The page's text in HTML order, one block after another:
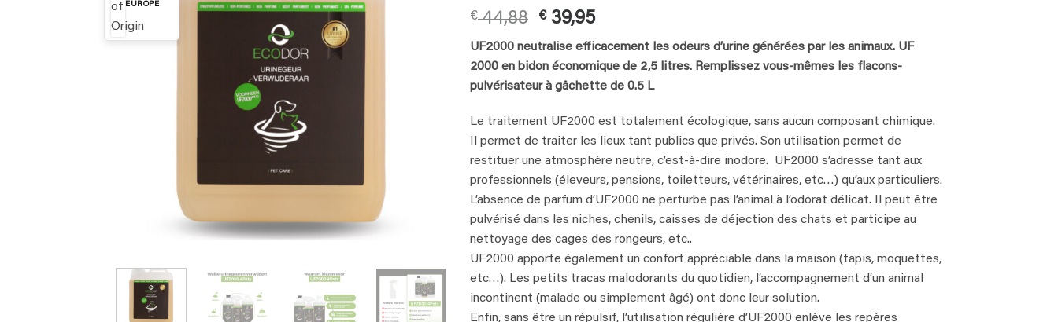
EUROPE
out of 5
based on
customer
ratings
€44,88 Original
price
was:
€ 44,88.
€39,95Current
is:
€ 39,95.
UF2000 neutralise efficacement les odeurs d’urine générées par les animaux. UF
2000 en bidon économique de 2,5 litres. Remplissez vous-mêmes les flacons-
pulvérisateur à gâchette de 0.5 L
Le traitement UF2000 est totalement écologique, sans aucun composant chimique.
Il permet de traiter les lieux tant publics que privés. Son utilisation permet de
restituer une atmosphère neutre, c’est-à-dire inodore. UF2000 s’adresse tant aux
professionnels (éleveurs, pensions, toiletteurs, vétérinaires, etc…) qu’aux particuliers.
L’absence de parfum d’UF2000 ne perturbe pas l’animal à l’odorat délicat. Il peut être
pulvérisé dans les niches, chenils, caisses de déjection des chats et participe au
nettoyage des cages des rongeurs, etc..
UF2000 apporte également un confort appréciable dans la maison (tapis, moquettes,
etc…). Les petits tracas malodorants du quotidien, l’accompagnement d’un animal
incontinent (malade ou simplement âgé) ont donc leur solution.
Enfin, sans être un répulsif, l’utilisation régulière d’UF2000 enlève les repères